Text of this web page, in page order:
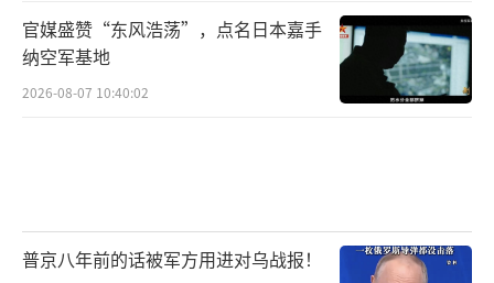
除了交付推迟、价格飞涨外，威廉姆斯和
多名加拿大国防分析家警告说，装备F-35对加
拿大来说是一个战略漏洞，因为美国将完全控
按计划推进从美国采购F-35战斗机，“因为美
国已经变得如此不值得信任”。
官媒盛赞“东风浩荡”，点名日本嘉手
纳空军基地
2026-08-07 10:40:02
普京八年前的话被军方用进对乌战报！